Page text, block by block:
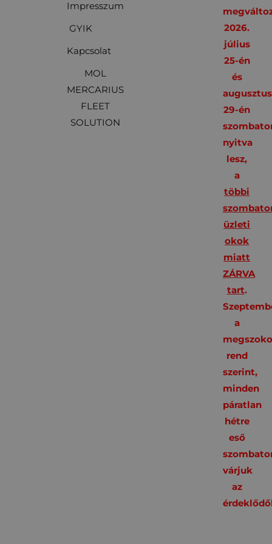
Impresszum
GYIK
Kapcsolat
MOL
MERCARIUS
FLEET
SOLUTION
2026.
július
25-én
és
augusztus
29-én
nyitva
lesz,
a
többi
üzleti
okok
miatt
ZÁRVA
tart.
a
rend
szerint,
minden
páratlan
hétre
eső
várjuk
az